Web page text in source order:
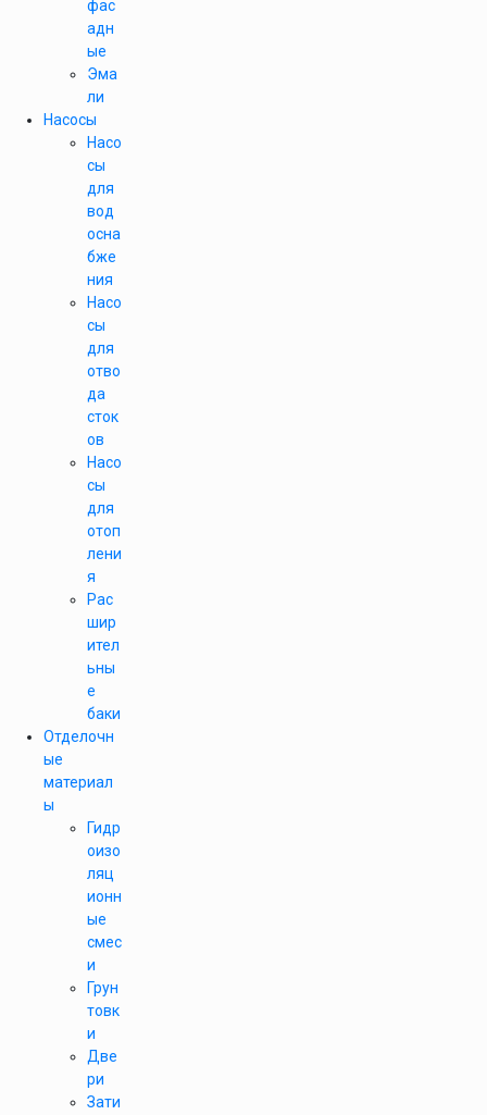
фас
адн
ые
Эма
ли
Насосы
Насо
сы
для
вод
осна
бже
ния
Насо
сы
для
отво
да
сток
ов
Насо
сы
для
отоп
лени
я
Рас
шир
ител
ьны
е
баки
Отделочн
ые
материал
ы
Гидр
оизо
ляц
ионн
ые
смес
и
Грун
товк
и
Две
ри
Зати